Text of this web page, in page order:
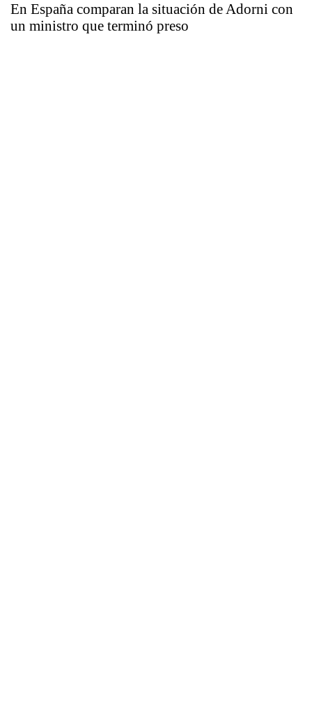
En España comparan la situación de Adorni con
un ministro que terminó preso